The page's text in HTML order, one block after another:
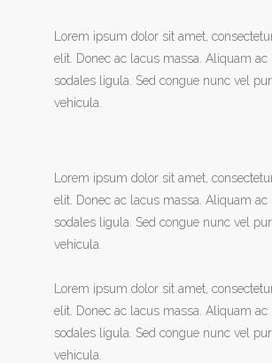
Lorem ipsum dolor sit amet,
elit. Donec ac lacus massa. Aliquam ac
sodales ligula. Sed congue nunc vel
vehicula.
Lorem ipsum dolor sit amet,
elit. Donec ac lacus massa. Aliquam ac
sodales ligula. Sed congue nunc vel
vehicula.
Lorem ipsum dolor sit amet,
elit. Donec ac lacus massa. Aliquam ac
sodales ligula. Sed congue nunc vel
vehicula.